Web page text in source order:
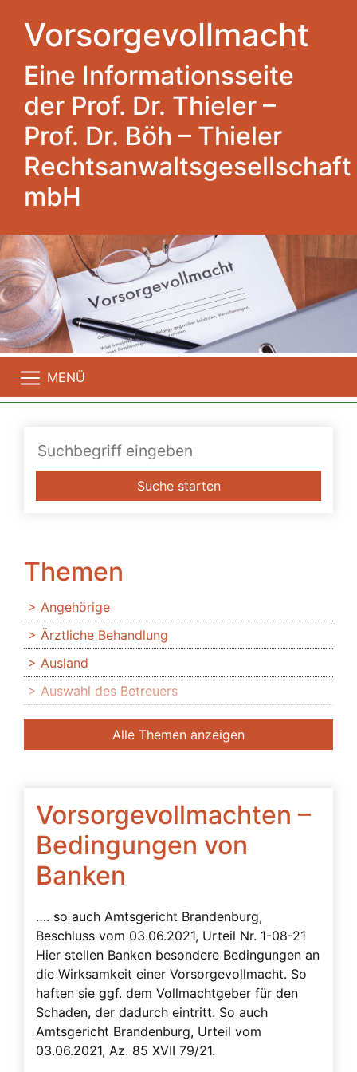
Vorsorgevollmacht
Eine Informationsseite
der Prof. Dr. Thieler –
Prof. Dr. Böh – Thieler
Rechtsanwaltsgesellschaft
mbH
MENÜ
Suche starten
Vorsorgevollmachten –
Bedingungen von
Banken
…. so auch Amtsgericht Brandenburg,
Beschluss vom 03.06.2021, Urteil Nr. 1-08-21
Hier stellen Banken besondere Bedingungen an
die Wirksamkeit einer Vorsorgevollmacht. So
haften sie ggf. dem Vollmachtgeber für den
Schaden, der dadurch eintritt. So auch
Amtsgericht Brandenburg, Urteil vom
03.06.2021, Az. 85 XVII 79/21.
Themen
Angehörige
Ärztliche Behandlung
Ausland
Auswahl des Betreuers
Banken
Bedingte Vollmacht
Beglaubigung
Beratung des Bevollmächtigten durch das
Betreuungsgericht
Beschwerdebefugnis
Beteiligte
Betreuerbestellung
Betreuervergütung
Betreuung
Betreuung in Österreich
Alle Themen anzeigen